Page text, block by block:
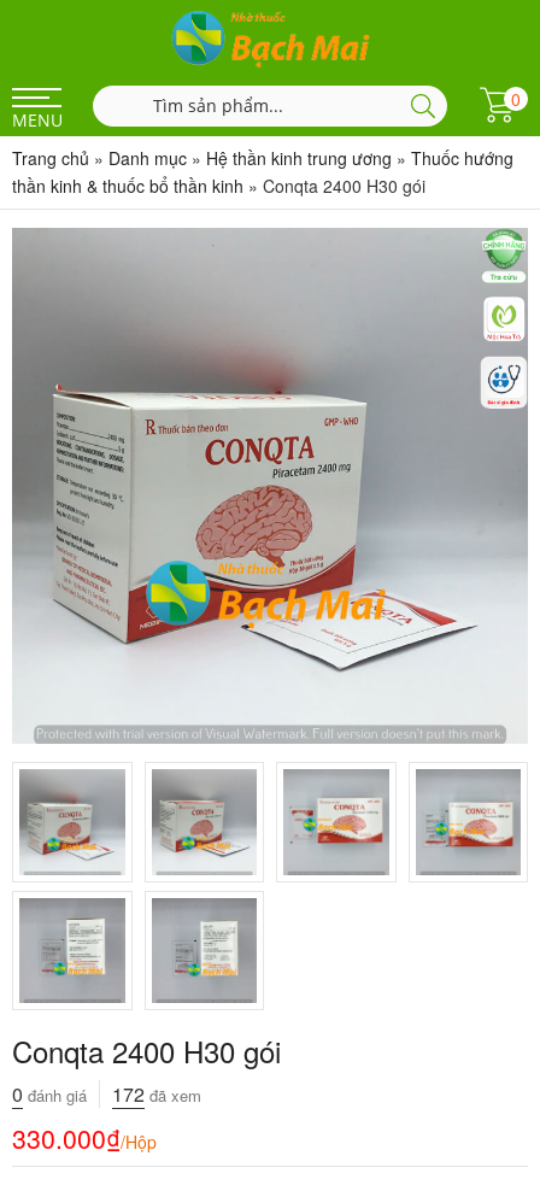
MENU
0
Trang chủ » Danh mục » Hệ thần kinh trung ương » Thuốc hướng
thần kinh & thuốc bổ thần kinh » Conqta 2400 H30 gói
Conqta 2400 H30 gói
0 đánh giá 172 đã xem
330.000₫/Hộp